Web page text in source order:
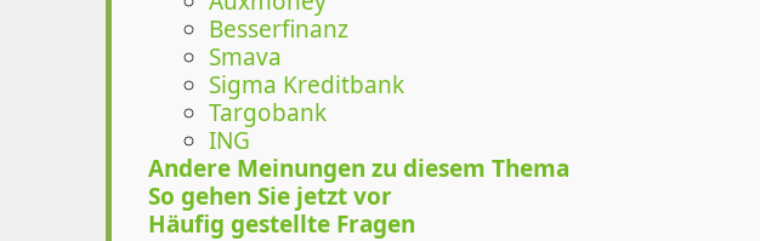
Besserfinanz
Smava
Sigma Kreditbank
Targobank
ING
Andere Meinungen zu diesem Thema
So gehen Sie jetzt vor
Häufig gestellte Fragen